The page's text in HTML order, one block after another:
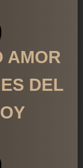
AMOR
DEL